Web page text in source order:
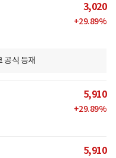
3,020
+29.89%
공식 등재
5,910
+29.89%
5,910